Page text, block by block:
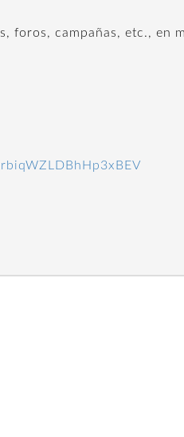
foros, campañas, etc., en